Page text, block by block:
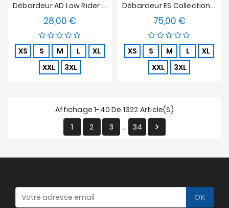
Débardeur AD Low Rider - Beige
28,00 €
XS S M L
XL
XXL
3XL
Débardeur ES Collection Metallic Bloom - Bleu Cobalt
75,00 €Prix
XS S M L
XL
XXL
3XL
Affichage 1-40 De 1322 Article(s)
1 2 3 … 34 